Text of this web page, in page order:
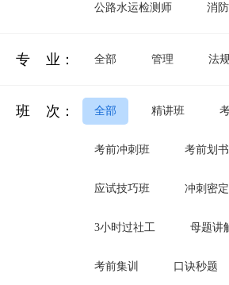
公路水运检测师 消
专 业： 全部 管理 法
班 次： 全部 精讲班
考前冲刺班 考前划书
应试技巧班 冲刺密
3小时过社工 母题讲
考前集训 口诀秒题